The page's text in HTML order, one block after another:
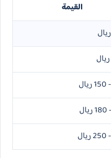
القيمة